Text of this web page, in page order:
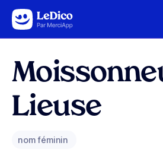
Aller au contenu
Lieuse
nom féminin